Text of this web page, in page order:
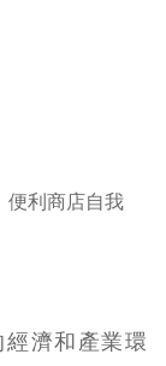
便利商店自我
合期
政策收緊
經濟和產業環